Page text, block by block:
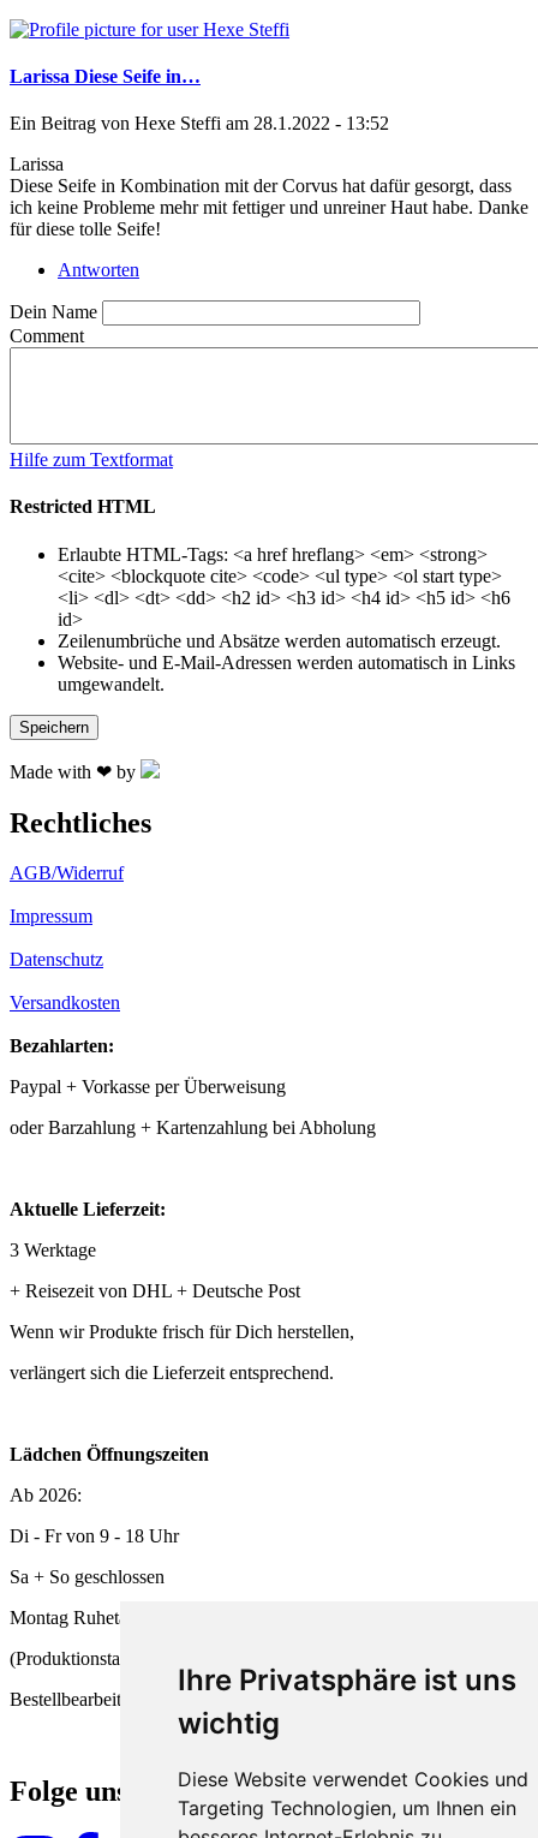
Ihre Privatsphäre ist uns
wichtig
Diese Website verwendet Cookies und
Targeting Technologien, um Ihnen ein
Larissa Diese Seife in…
Ein Beitrag von Hexe Steffi am 28.1.2022 - 13:52
Larissa
Diese Seife in Kombination mit der Corvus hat dafür gesorgt, dass
ich keine Probleme mehr mit fettiger und unreiner Haut habe. Danke
für diese tolle Seife!
Antworten
Dein Name
Comment
Hilfe zum Textformat
Restricted HTML
Erlaubte HTML-Tags: <a href hreflang> <em> <strong>
<cite> <blockquote cite> <code> <ul type> <ol start type>
<li> <dl> <dt> <dd> <h2 id> <h3 id> <h4 id> <h5 id> <h6
id>
Zeilenumbrüche und Absätze werden automatisch erzeugt.
Website- und E-Mail-Adressen werden automatisch in Links
umgewandelt.
Made with ❤ by
Rechtliches
AGB/Widerruf
Impressum
Datenschutz
Versandkosten
Bezahlarten:
Paypal + Vorkasse per Überweisung
oder Barzahlung + Kartenzahlung bei Abholung
Aktuelle Lieferzeit:
3 Werktage
+ Reisezeit von DHL + Deutsche Post
Wenn wir Produkte frisch für Dich herstellen,
verlängert sich die Lieferzeit entsprechend.
Lädchen Öffnungszeiten
Ab 2026:
Di - Fr von 9 - 18 Uhr
Sa + So geschlossen
Montag Ruhetag
(Produktionstag und
Bestellbearbeitung)
Folge uns